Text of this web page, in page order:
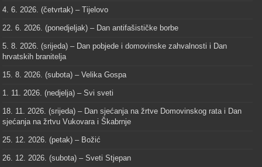
4. 6. 2026. (četvrtak) – Tijelovo
22. 6. 2026. (ponedjeljak) – Dan antifašističke borbe
5. 8. 2026. (srijeda) – Dan pobjede i domovinske zahvalnosti i Dan
hrvatskih branitelja
15. 8. 2026. (subota) – Velika Gospa
1. 11. 2026. (nedjelja) – Svi sveti
18. 11. 2026. (srijeda) – Dan sjećanja na žrtve Domovinskog rata i Dan
sjećanja na žrtvu Vukovara i Škabrnje
25. 12. 2026. (petak) – Božić
26. 12. 2026. (subota) – Sveti Stjepan